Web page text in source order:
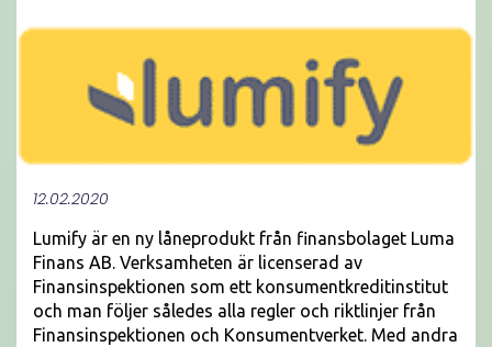
12.02.2020
Lumify är en ny låneprodukt från finansbolaget Luma
Finans AB. Verksamheten är licenserad av
Finansinspektionen som ett konsumentkreditinstitut
och man följer således alla regler och riktlinjer från
Finansinspektionen och Konsumentverket. Med andra